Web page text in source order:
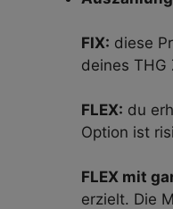
FIX: diese
deines THG
FLEX: du
Option ist
FLEX mit
erzielt. Die